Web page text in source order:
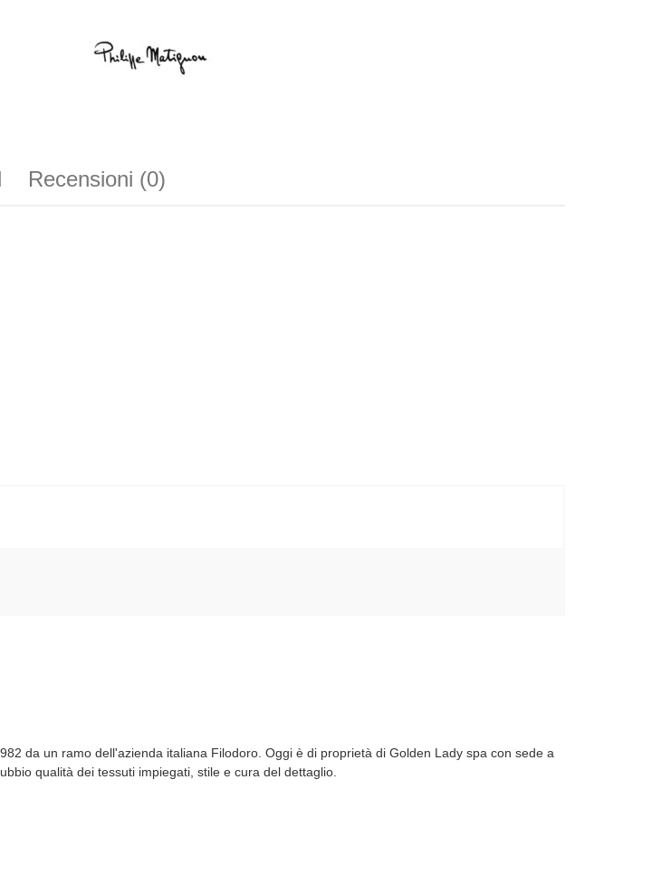
Recensioni (0)
da un ramo dell'azienda italiana Filodoro. Oggi è di proprietà di Golden Lady spa con sede a
qualità dei tessuti impiegati, stile e cura del dettaglio.